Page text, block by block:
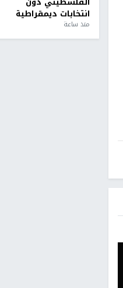
انتخابات ديمقراطية
منذ ساعة